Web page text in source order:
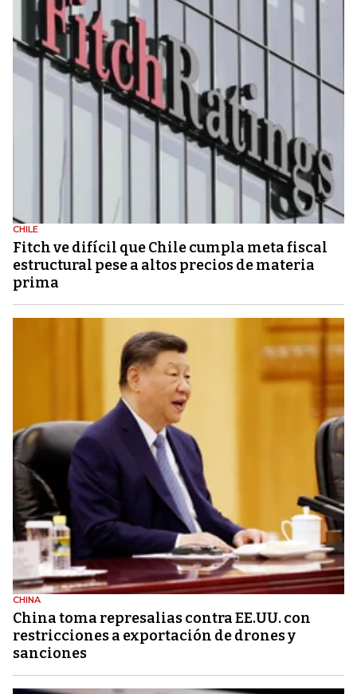
CHILE
Fitch ve difícil que Chile cumpla meta fiscal
estructural pese a altos precios de materia
prima
CHINA
China toma represalias contra EE.UU. con
restricciones a exportación de drones y
sanciones